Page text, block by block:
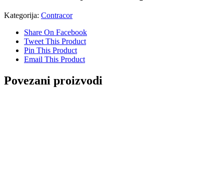
Kategorija: Contracor
Share On Facebook
Tweet This Product
Pin This Product
Email This Product
Povezani proizvodi